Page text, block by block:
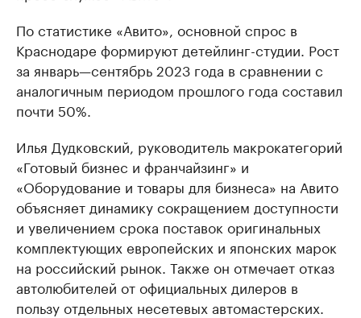
По статистике «Авито», основной спрос в
Краснодаре формируют детейлинг-студии. Рост
за январь—сентябрь 2023 года в сравнении с
аналогичным периодом прошлого года составил
почти 50%.
Илья Дудковский, руководитель макрокатегорий
«Готовый бизнес и франчайзинг» и
«Оборудование и товары для бизнеса» на Авито
объясняет динамику сокращением доступности
и увеличением срока поставок оригинальных
комплектующих европейских и японских марок
на российский рынок. Также он отмечает отказ
автолюбителей от официальных дилеров в
пользу отдельных несетевых автомастерских.